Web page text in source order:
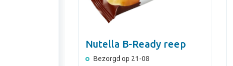
Nutella B-Ready reep
Bezorgd op 21-08